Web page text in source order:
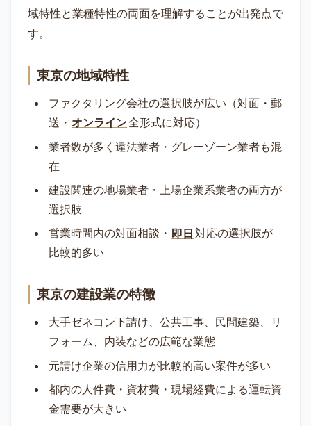
域特性と業種特性の両面を理解することが出発点で
す。
東京の地域特性
ファクタリング会社の選択肢が広い（対面・郵
送・ オンライン全形式に対応）
業者数が多く違法業者・グレーゾーン業者も混
在
建設関連の地場業者・上場企業系業者の両方が
選択肢
営業時間内の対面相談・ 即日 対応の選択肢が
比較的多い
東京の建設業の特徴
大手ゼネコン下請け、公共工事、民間建築、リ
フォーム、内装などの広範な業態
元請け企業の信用力が比較的高い案件が多い
都内の人件費・資材費・現場経費による運転資
金需要が大きい